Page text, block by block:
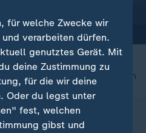
nach oben
für welche Zwecke wir
verarbeiten dürfen.
genutztes Gerät. Mit
deine Zustimmung zu
für die wir deine
Oder du legst unter
fest, welchen
gibst und